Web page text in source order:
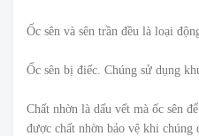
Ốc sên và sên trần đều là loại
Ốc sên bị điếc. Chúng sử dụng
Chất nhờn là dấu vết mà ốc sên
được chất nhờn bảo vệ khi chúng